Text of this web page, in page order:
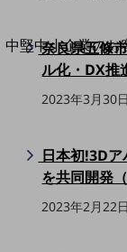
中堅中小企業のお
NTTドコモビジネ
新着記事
お役立ち資料ダウン
トレンド記事特集
IT用語集
奈良県五條
ル化・DX推
2023年3月30日
日本初!3D
を共同開発（
2023年2月22日